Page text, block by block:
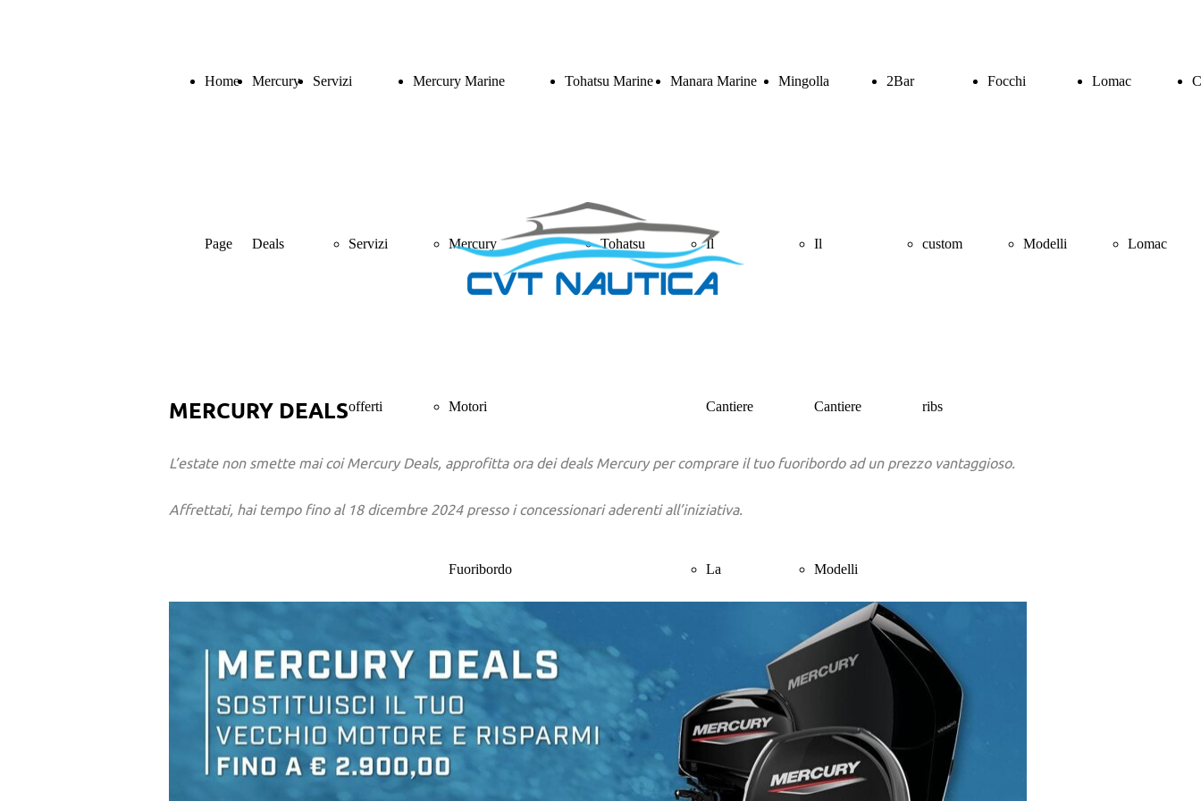
Home
Page
Mercury
Deals
Servizi
Servizi
offerti
Mercury Marine
Mercury
Motori
Fuoribordo
Entrobordo
Tohatsu Marine
Tohatsu
Manara Marine
Il
Cantiere
La
Gamma
Mingolla
Il
Cantiere
Modelli
2Bar
custom
ribs
Focchi
Modelli
Lomac
Lomac
MERCURY DEALS
L’estate non smette mai coi Mercury Deals, approfitta ora dei deals Mercury per comprare il tuo fuoribordo ad un prezzo vantaggioso.
Affrettati, hai tempo fino al 18 dicembre 2024 presso i concessionari aderenti all’iniziativa.